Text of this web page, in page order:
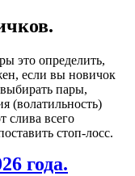
это определить,
если вы новичок
пары,
(волатильность)
слива всего
стоп-лосс.
года.